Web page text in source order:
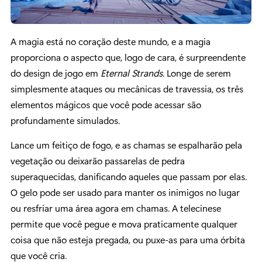
A magia está no coração deste mundo, e a magia
proporciona o aspecto que, logo de cara, é surpreendente
do design de jogo em Eternal Strands. Longe de serem
simplesmente ataques ou mecânicas de travessia, os três
elementos mágicos que você pode acessar são
profundamente simulados.
Lance um feitiço de fogo, e as chamas se espalharão pela
vegetação ou deixarão passarelas de pedra
superaquecidas, danificando aqueles que passam por elas.
O gelo pode ser usado para manter os inimigos no lugar
ou resfriar uma área agora em chamas. A telecinese
permite que você pegue e mova praticamente qualquer
coisa que não esteja pregada, ou puxe-as para uma órbita
que você cria.